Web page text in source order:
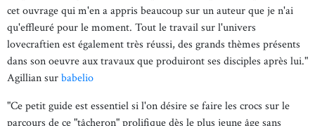
cet ouvrage qui m'en a appris beaucoup sur un auteur que je n'ai
qu'effleuré pour le moment. Tout le travail sur l'univers
lovecraftien est également très réussi, des grands thèmes présents
dans son oeuvre aux travaux que produiront ses disciples après lui."
Agillian surbabelio
"Ce petit guide est essentiel si l'on désire se faire les crocs sur le
parcours de ce "tâcheron" prolifique dès le plus jeune âge sans